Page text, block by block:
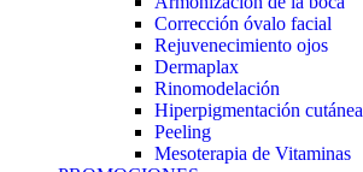
Corrección óvalo facial
Rejuvenecimiento ojos
Dermaplax
Rinomodelación
Hiperpigmentación cutánea
Peeling
Mesoterapia de Vitaminas